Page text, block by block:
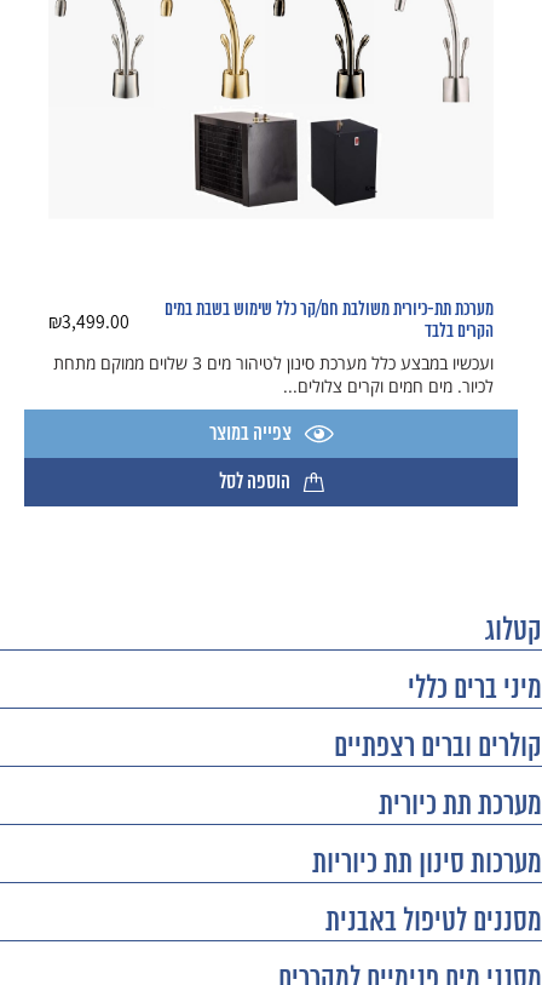
מערכת תת-כיורית משולבת חם/קר כלל שימוש בשבת במים
הקרים בלבד
₪3,499.00
ועכשיו במבצע כלל מערכת סינון לטיהור מים 3 שלוים ​ממוקם מתחת
לכיור. מים חמים וקרים צלולים...
צפייה במוצר
הוספה לסל
קטלוג
מיני ברים כללי
קולרים וברים רצפתיים
מערכת תת כיורית
מערכות סינון תת כיוריות
מסננים לטיפול באבנית